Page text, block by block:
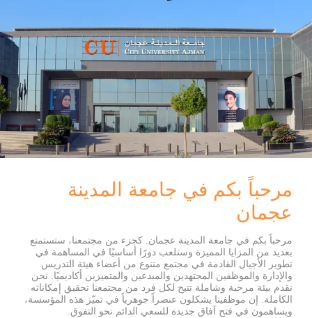
مرحباً بكم في جامعة المدينة
عجمان
مرحباً بكم في جامعة المدينة عجمان. كجزء من مجتمعنا، ستستمتع
بعديد من المزايا المميزة وستلعب دورًا أساسيًا في المساهمة في
تطوير الأجيال القادمة في مجتمع متنوع من أعضاء هيئة التدريس
والإدارة والموظفين المجتهدين والمبدعين والمتميزين أكاديميًا. نحن
نقدم بيئة مرحبة وشاملة تتيح لكل فرد من مجتمعنا تحقيق إمكاناته
الكاملة. إن موظفينا يشكلون عنصراً جوهرياً في تميّز هذه المؤسسة،
ويساهمون في فتح آفاق جديدة للسعي الدائم نحو التفوق.